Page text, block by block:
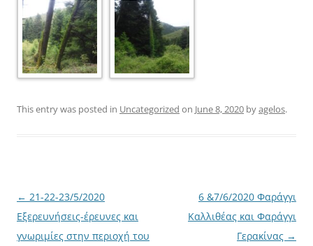
This entry was posted in Uncategorized on June 8, 2020 byagelos.
Post
navigation
← 21-22-23/5/2020
Εξερευνήσεις-έρευνες και
γνωριμίες στην περιοχή του
6 &7/6/2020 Φαράγγι
Καλλιθέας και Φαράγγι
Γερακίνας →